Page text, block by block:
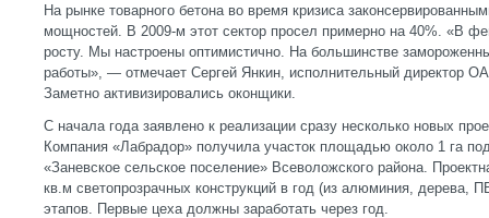
На рынке товарного бетона во время кризиса
мощностей. В 2009-м этот сектор просел примерно на 40%. «В
росту. Мы настроены оптимистично. На большинстве
работы», — отмечает Сергей Янкин, исполнительный директор
Заметно активизировались оконщики.
С начала года заявлено к реализации сразу несколько новых
Компания «Лабрадор» получила участок площадью около 1 га
«Заневское сельское поселение» Всеволожского района.
кв.м светопрозрачных конструкций в год (из алюминия, дерева,
этапов. Первые цеха должны заработать через год.